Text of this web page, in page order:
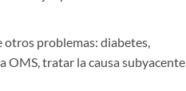
problemas: diabetes,
OMS, tratar la causa